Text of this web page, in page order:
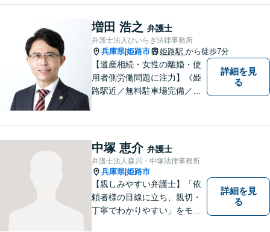
増田 浩之 弁護士
弁護士法人ひいらぎ法律事務所
兵庫県|姫路市 姫路駅 から徒歩7分
【遺産相続・女性の離婚・使
用者側労働問題に注力】《姫
路駅近／無料駐車場完備／最
詳細を見
る
中塚 恵介 弁護士
弁護士法人森川・中塚法律事務所
兵庫県|姫路市
【親しみやすい弁護士】「依
頼者様の目線に立ち、親切・
丁寧でわかりやすい」をモッ
詳細を見
る